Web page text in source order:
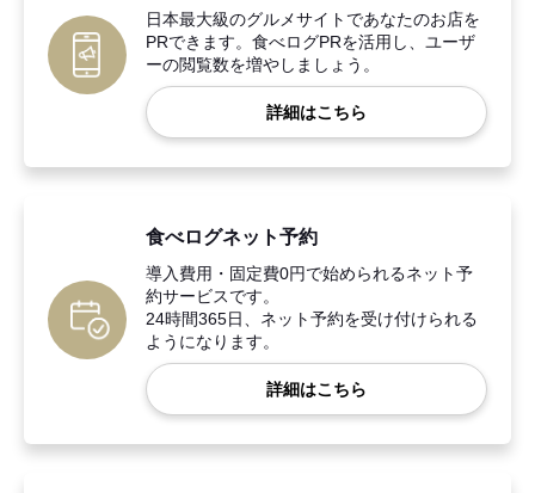
日本最大級のグルメサイトであなたのお店を
PRできます。食べログPRを活用し、ユーザ
ーの閲覧数を増やしましょう。
詳細はこちら
食べログネット予約
導入費用・固定費0円で始められるネット予
約サービスです。
24時間365日、ネット予約を受け付けられる
ようになります。
詳細はこちら